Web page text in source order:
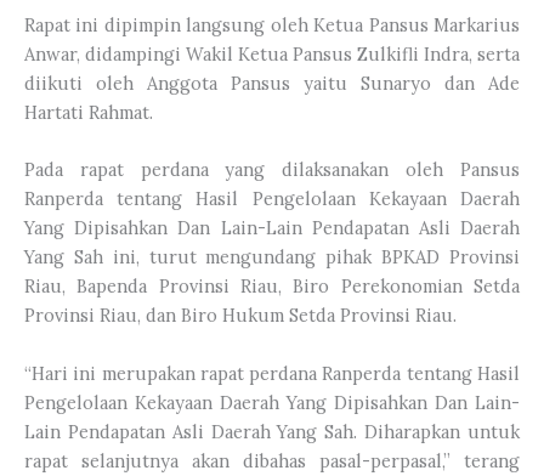
Rapat ini dipimpin langsung oleh Ketua Pansus Markarius
Anwar, didampingi Wakil Ketua Pansus Zulkifli Indra, serta
diikuti oleh Anggota Pansus yaitu Sunaryo dan Ade
Hartati Rahmat.
Pada rapat perdana yang dilaksanakan oleh Pansus
Ranperda tentang Hasil Pengelolaan Kekayaan Daerah
Yang Dipisahkan Dan Lain-Lain Pendapatan Asli Daerah
Yang Sah ini, turut mengundang pihak BPKAD Provinsi
Riau, Bapenda Provinsi Riau, Biro Perekonomian Setda
Provinsi Riau, dan Biro Hukum Setda Provinsi Riau.
“Hari ini merupakan rapat perdana Ranperda tentang Hasil
Pengelolaan Kekayaan Daerah Yang Dipisahkan Dan Lain-
Lain Pendapatan Asli Daerah Yang Sah. Diharapkan untuk
rapat selanjutnya akan dibahas pasal-perpasal,” terang